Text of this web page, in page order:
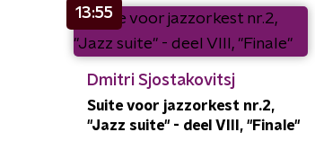
13:55
Dmitri Sjostakovitsj
Suite voor jazzorkest nr.2,
"Jazz suite" - deel VIII, "Finale"